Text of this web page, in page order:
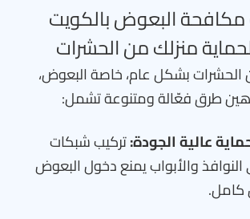
البعوض بالكويت
منزلك من الحشرات
الحشرات بشكل عام، خاصة البعوض،
طرق فعّالة ومتنوعة تشمل:
عالية الجودة:تركيب شبكات
والأبواب يمنع دخول البعوض
كامل.